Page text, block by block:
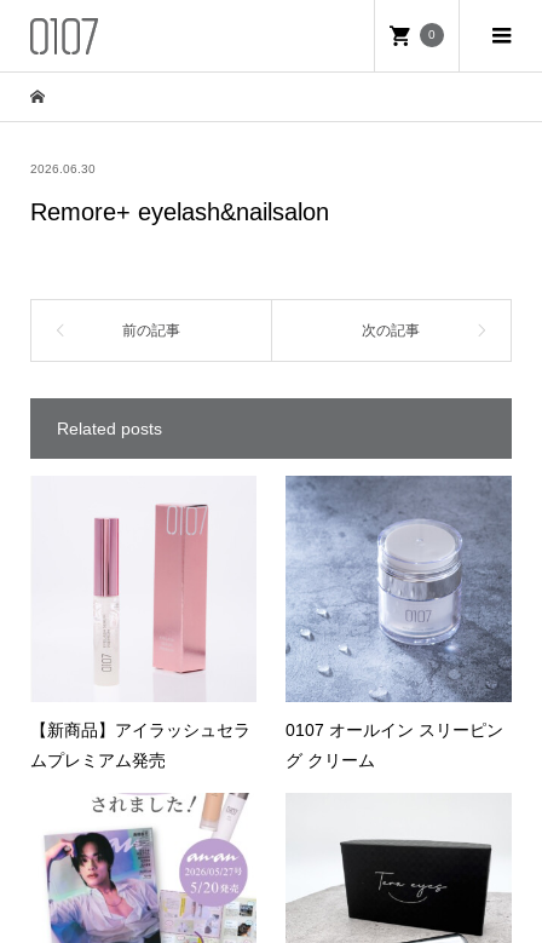
0
2026.06.30
Remore+ eyelash&nailsalon
Related posts
【新商品】アイラッシュセラ
ムプレミアム発売
0107 オールイン スリーピン
グ クリーム